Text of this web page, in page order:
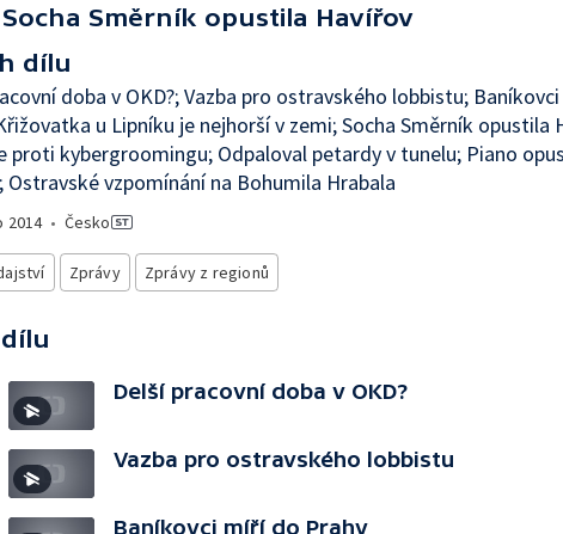
Socha Směrník opustila Havířov
dílu
doba v OKD?; Vazba pro ostravského lobbistu;
u Lipníku je nejhorší v zemi; Socha Směrník opustila
proti kybergroomingu; Odpaloval petardy v tunelu; Piano
Ostravské vzpomínání na Bohumila Hrabala
2014• Česko
Zprávy Zprávy z regionů
Delší pracovní doba v OKD?
Vazba pro ostravského lobbistu
Baníkovci míří do Prahy